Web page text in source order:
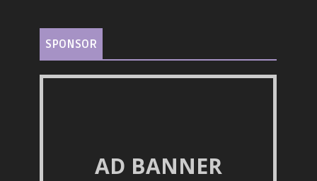
SPONSOR
AD BANNER